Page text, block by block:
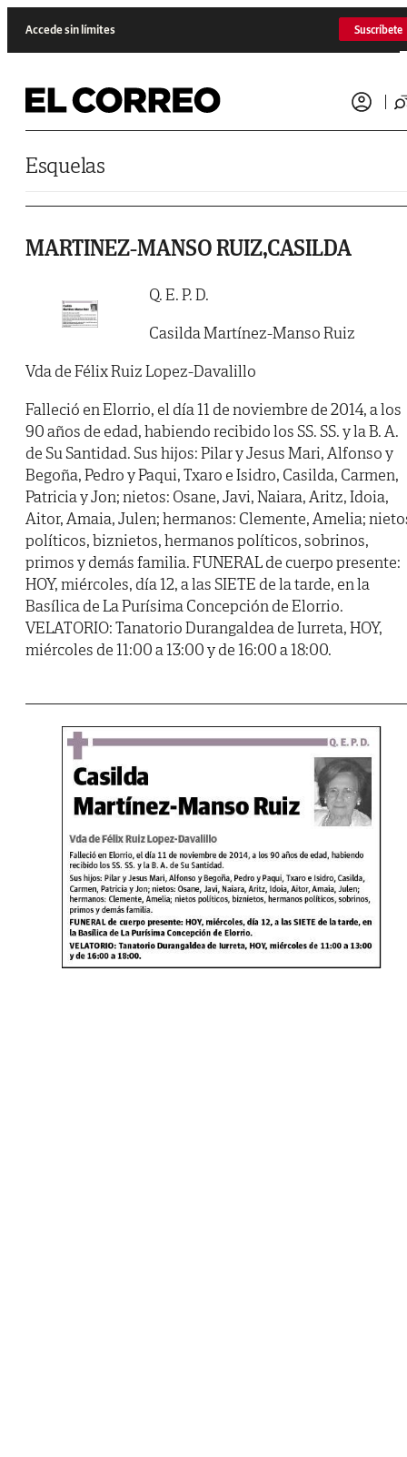
Accede sin límites Suscríbete
Esquelas
MARTINEZ-MANSO RUIZ,CASILDA
Q. E. P. D.
Casilda Martínez-Manso Ruiz
Vda de Félix Ruiz Lopez-Davalillo
Falleció en Elorrio, el día 11 de noviembre de 2014, a los
90 años de edad, habiendo recibido los SS. SS. y la B. A.
de Su Santidad. Sus hijos: Pilar y Jesus Mari, Alfonso y
Begoña, Pedro y Paqui, Txaro e Isidro, Casilda, Carmen,
Patricia y Jon; nietos: Osane, Javi, Naiara, Aritz, Idoia,
Aitor, Amaia, Julen; hermanos: Clemente, Amelia;
políticos, biznietos, hermanos políticos, sobrinos,
primos y demás familia. FUNERAL de cuerpo presente:
HOY, miércoles, día 12, a las SIETE de la tarde, en la
Basílica de La Purísima Concepción de Elorrio.
VELATORIO: Tanatorio Durangaldea de Iurreta, HOY,
miércoles de 11:00 a 13:00 y de 16:00 a 18:00.